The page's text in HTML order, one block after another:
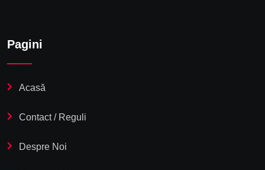
Pagini
Acasă
Contact / Reguli
Despre Noi